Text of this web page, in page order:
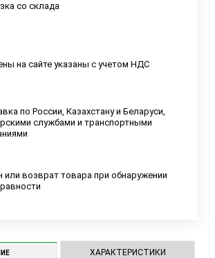
со склада
на сайте указаны с учетом НДС
по России, Казахстану и Беларуси,
службами и транспортными
или возврат товара при обнаружении
ХАРАКТЕРИСТИКИ